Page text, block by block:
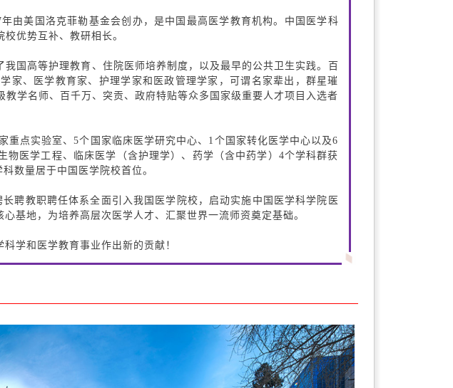
由美国洛克菲勒基金会创办，是中国最高医学教育机构。中国医学科
优势互补、教研相长。
国高等护理教育、住院医师培养制度，以及最早的公共卫生实践。百
家、医学教育家、护理学家和医政管理学家，可谓名家辈出，群星璀
学名师、百千万、突贡、政府特贴等众多国家级重要人才项目入选者
点实验室、5个国家临床医学研究中心、1个国家转化医学中心以及6
医学工程、临床医学（含护理学）、药学（含中药学）4个学科群获
数量居于中国医学院校首位。
聘教职聘任体系全面引入我国医学院校，启动实施中国医学科学院医
基地，为培养高层次医学人才、汇聚世界一流师资奠定基础。
学和医学教育事业作出新的贡献！